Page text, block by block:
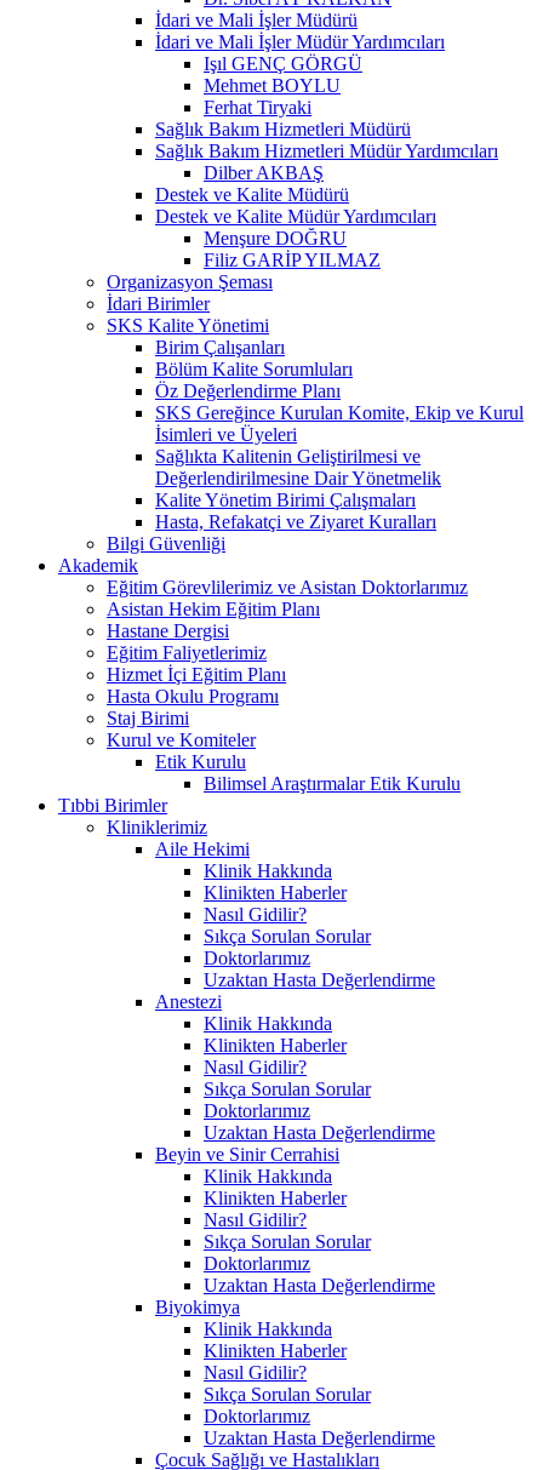
İdari ve Mali İşler Müdürü
İdari ve Mali İşler Müdür Yardımcıları
Işıl GENÇ GÖRGÜ
Mehmet BOYLU
Ferhat Tiryaki
Sağlık Bakım Hizmetleri Müdürü
Sağlık Bakım Hizmetleri Müdür Yardımcıları
Dilber AKBAŞ
Destek ve Kalite Müdürü
Destek ve Kalite Müdür Yardımcıları
Menşure DOĞRU
Filiz GARİP YILMAZ
Organizasyon Şeması
İdari Birimler
SKS Kalite Yönetimi
Birim Çalışanları
Bölüm Kalite Sorumluları
Öz Değerlendirme Planı
SKS Gereğince Kurulan Komite, Ekip ve Kurul
İsimleri ve Üyeleri
Sağlıkta Kalitenin Geliştirilmesi ve
Değerlendirilmesine Dair Yönetmelik
Kalite Yönetim Birimi Çalışmaları
Hasta, Refakatçi ve Ziyaret Kuralları
Bilgi Güvenliği
Akademik
Eğitim Görevlilerimiz ve Asistan Doktorlarımız
Asistan Hekim Eğitim Planı
Hastane Dergisi
Eğitim Faliyetlerimiz
Hizmet İçi Eğitim Planı
Hasta Okulu Programı
Staj Birimi
Kurul ve Komiteler
Etik Kurulu
Bilimsel Araştırmalar Etik Kurulu
Tıbbi Birimler
Kliniklerimiz
Aile Hekimi
Klinik Hakkında
Klinikten Haberler
Nasıl Gidilir?
Sıkça Sorulan Sorular
Doktorlarımız
Uzaktan Hasta Değerlendirme
Anestezi
Klinik Hakkında
Klinikten Haberler
Nasıl Gidilir?
Sıkça Sorulan Sorular
Doktorlarımız
Uzaktan Hasta Değerlendirme
Beyin ve Sinir Cerrahisi
Klinik Hakkında
Klinikten Haberler
Nasıl Gidilir?
Sıkça Sorulan Sorular
Doktorlarımız
Uzaktan Hasta Değerlendirme
Biyokimya
Klinik Hakkında
Klinikten Haberler
Nasıl Gidilir?
Sıkça Sorulan Sorular
Doktorlarımız
Uzaktan Hasta Değerlendirme
Çocuk Sağlığı ve Hastalıkları